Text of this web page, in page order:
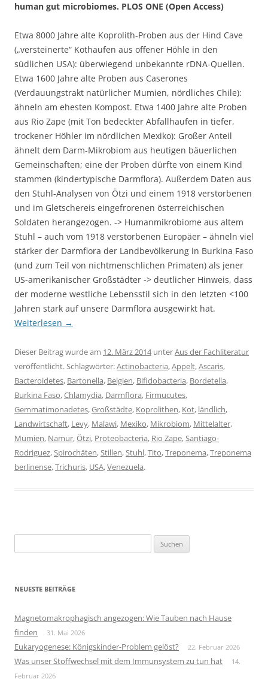
human gut microbiomes. PLOS ONE (Open Access)
Etwa 8000 Jahre alte Koprolith-Proben aus der Hind Cave
(„versteinerte“ Kothaufen aus offener Höhle in den
südlichen USA): überwiegend unbekannte rDNA-Quellen.
Etwa 1600 Jahre alte Proben aus Caserones
(Verdauungstrakt natürlicher Mumien, nördliches Chile):
ähneln am ehesten Kompost. Etwa 1400 Jahre alte Proben
aus Rio Zape (mit Ton bedeckter Abfallhaufen in tiefer,
trockener Höhler im nördlichen Mexiko): Großer Anteil
ähnelt dem Darm-Mikrobiom aus heutigen bäuerlichen
Gemeinschaften; eine der Proben dürfte von einem Kind
stammen (kindertypische Darmflora). Außerdem Daten aus
den Stuhl-Analysen von Ötzi und einem 1918 verstorbenen
und im Gletschereis eingefrorenen österreichischen
Soldaten herangezogen. -> Humanmikrobiome aus altem
Stuhl – auch vom 1918 verstorbenen Europäer – ähneln viel
stärker der Darmflora der Landbevölkerung in Burkina Faso
(und zum Teil von nichtmenschlichen Primaten) als jener
US-amerikanischer Großstädter -> deutlicher Hinweis, dass
der moderne westliche Lebensstil sich in den letzten <100
Jahren stark auf unsere Darmflora ausgewirkt hat.
Weiterlesen →
Dieser Beitrag wurde am 12. März 2014unterAus der Fachliteratur
veröffentlicht. Schlagwörter:Actinobacteria,Appelt,Ascaris,
Bacteroidetes, Bartonella, Belgien, Bifidobacteria, Bordetella,
Burkina Faso,Chlamydia, Darmflora, Firmucutes,
Gemmatimonadetes,Großstädte, Koprolithen, Kot, ländlich,
Landwirtschaft, Levy, Malawi, Mexiko, Mikrobiom, Mittelalter,
Mumien, Namur,Ötzi, Proteobacteria, Rio Zape,Santiago-
Rodriguez,Spirochäten,Stillen,Stuhl,Tito,Treponema,Treponema
berlinense,Trichuris, USA,Venezuela.
nach:
NEUESTE BEITRÄGE
Magnetomakrophagisch angezogen: Wie Tauben nach Hause
finden
31. Mai 2026
Eukaryogenese: Königskinder-Problem gelöst? 22. Februar 2026
Was unser Stoffwechsel mit dem Immunsystem zu tun hat
14.
Februar 2026